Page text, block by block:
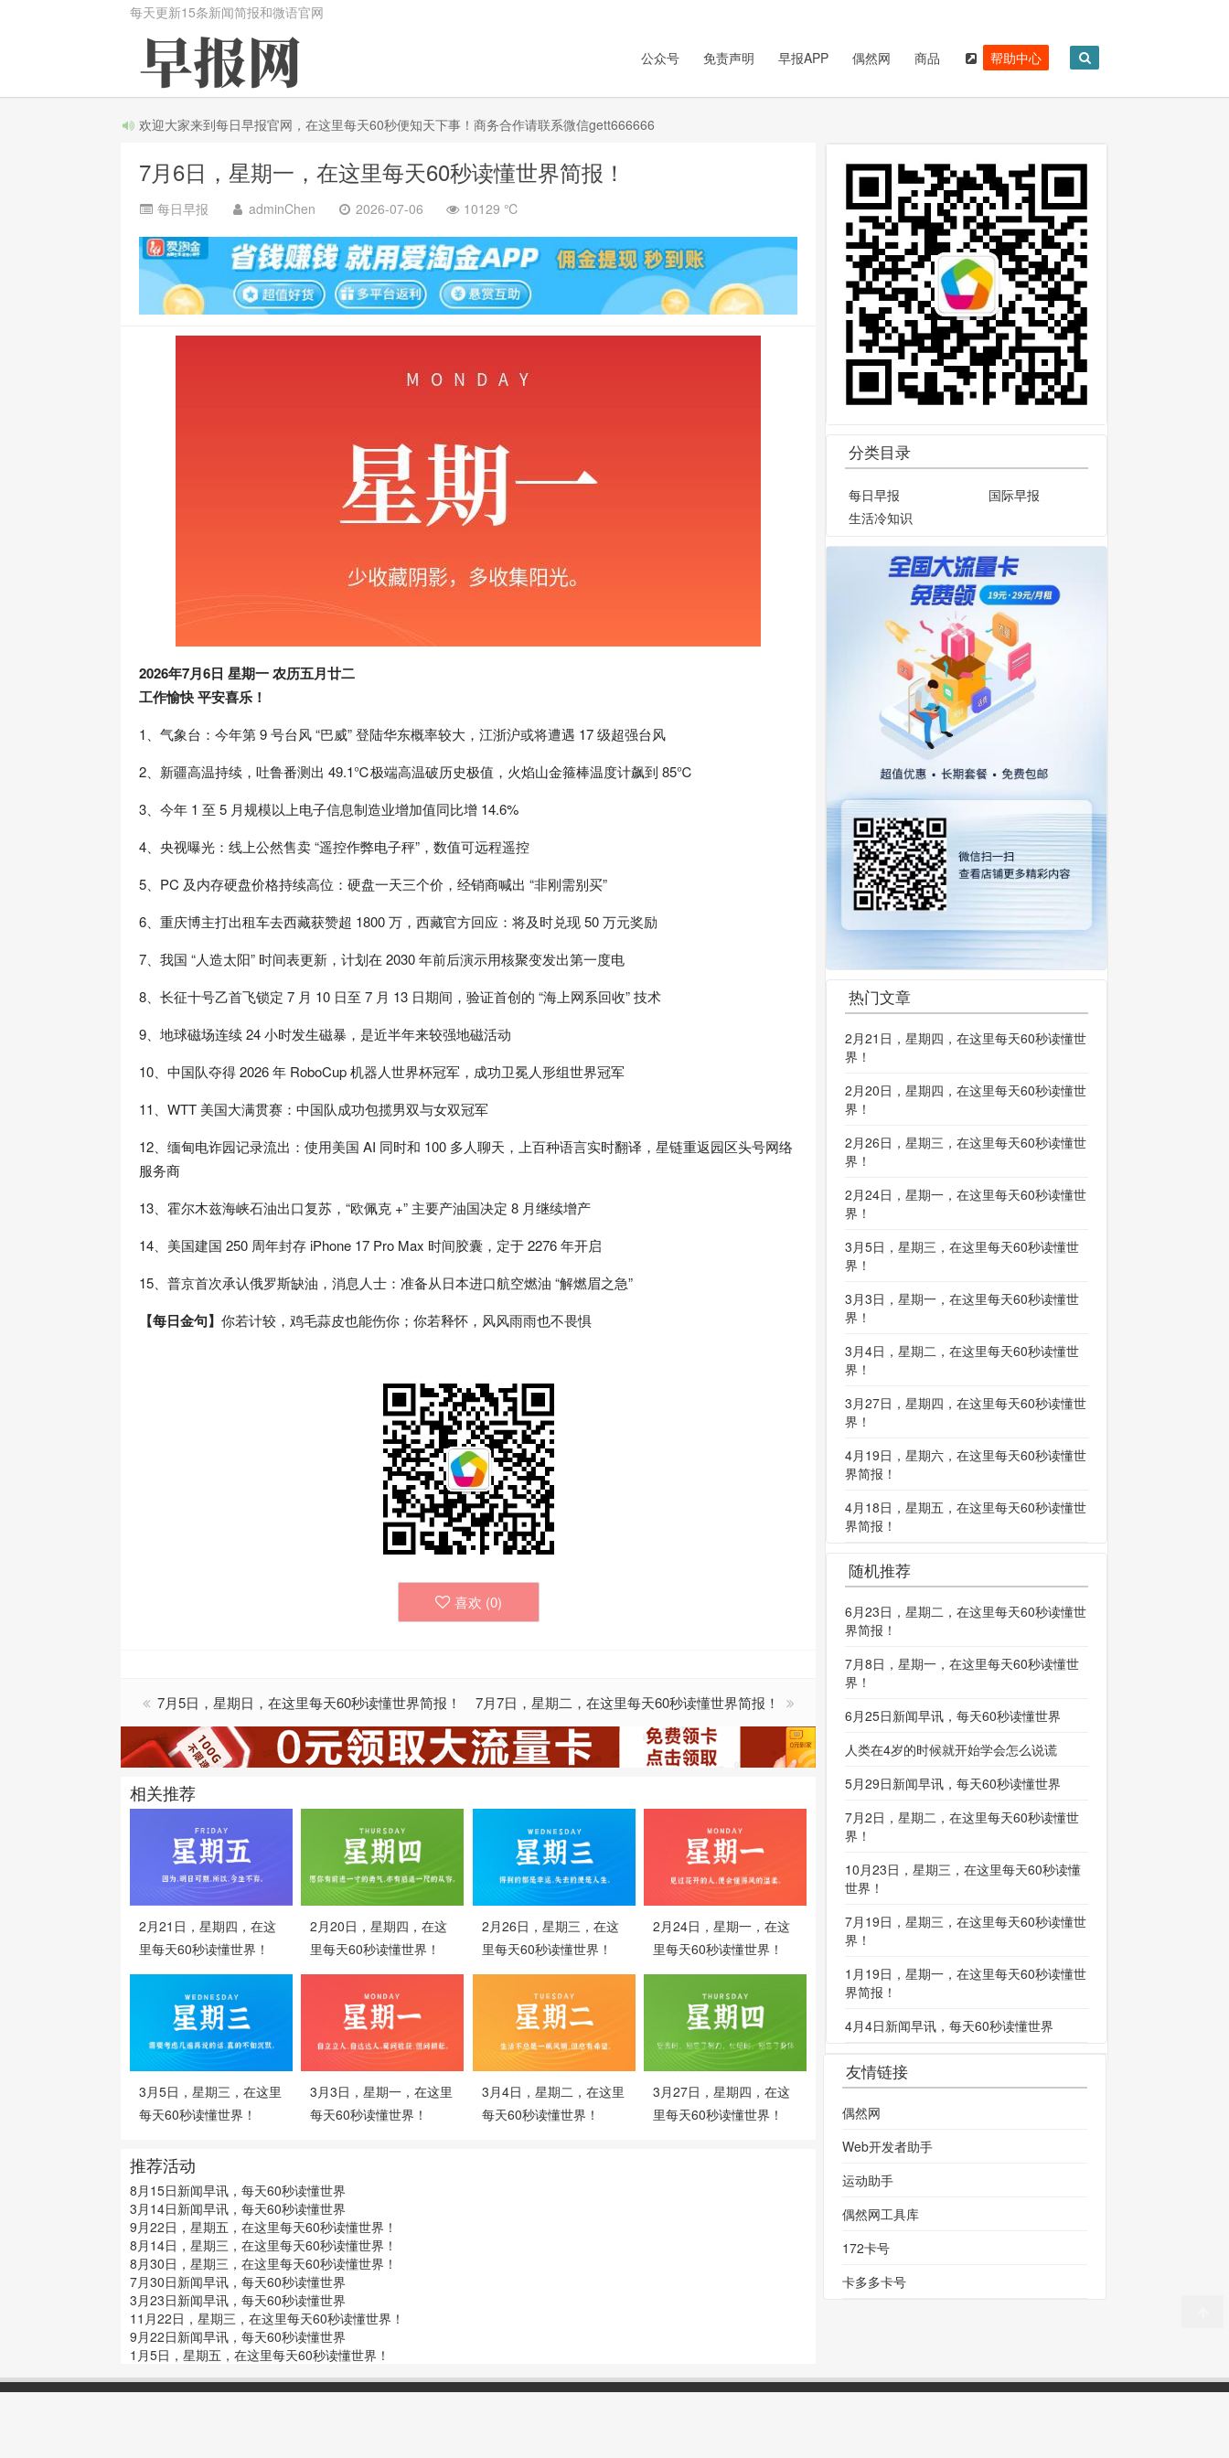
每天更新15条新闻简报和微语官网
公众号 免责声明 早报APP 偶然网 商品 帮助中心
欢迎大家来到每日早报官网，在这里每天60秒便知天下事！商务合作请联系微信gett666666
7月6日，星期一，在这里每天60秒读懂世界简报！
每日早报 adminChen 2026-07-06 10129 ℃
2026年7月6日 星期一 农历五月廿二
工作愉快 平安喜乐！
1、气象台：今年第 9 号台风 “巴威” 登陆华东概率较大，江浙沪或将遭遇 17 级超强台风
2、新疆高温持续，吐鲁番测出 49.1℃极端高温破历史极值，火焰山金箍棒温度计飙到 85℃
3、今年 1 至 5 月规模以上电子信息制造业增加值同比增 14.6%
4、央视曝光：线上公然售卖 “遥控作弊电子秤”，数值可远程遥控
5、PC 及内存硬盘价格持续高位：硬盘一天三个价，经销商喊出 “非刚需别买”
6、重庆博主打出租车去西藏获赞超 1800 万，西藏官方回应：将及时兑现 50 万元奖励
7、我国 “人造太阳” 时间表更新，计划在 2030 年前后演示用核聚变发出第一度电
8、长征十号乙首飞锁定 7 月 10 日至 7 月 13 日期间，验证首创的 “海上网系回收” 技术
9、地球磁场连续 24 小时发生磁暴，是近半年来较强地磁活动
10、中国队夺得 2026 年 RoboCup 机器人世界杯冠军，成功卫冕人形组世界冠军
11、WTT 美国大满贯赛：中国队成功包揽男双与女双冠军
12、缅甸电诈园记录流出：使用美国 AI 同时和 100 多人聊天，上百种语言实时翻译，星链重返园区头号网络
服务商
13、霍尔木兹海峡石油出口复苏，“欧佩克 +” 主要产油国决定 8 月继续增产
14、美国建国 250 周年封存 iPhone 17 Pro Max 时间胶囊，定于 2276 年开启
15、普京首次承认俄罗斯缺油，消息人士：准备从日本进口航空燃油 “解燃眉之急”
【每日金句】 你若计较，鸡毛蒜皮也能伤你；你若释怀，风风雨雨也不畏惧
喜欢 (0)
7月5日，星期日，在这里每天60秒读懂世界简报！ 7月7日，星期二，在这里每天60秒读懂世界简报！
相关推荐
2月21日，星期四，在这
里每天60秒读懂世界！
2月20日，星期四，在这
里每天60秒读懂世界！
2月26日，星期三，在这
里每天60秒读懂世界！
2月24日，星期一，在这
里每天60秒读懂世界！
3月5日，星期三，在这里
每天60秒读懂世界！
3月3日，星期一，在这里
每天60秒读懂世界！
3月4日，星期二，在这里
每天60秒读懂世界！
3月27日，星期四，在这
里每天60秒读懂世界！
推荐活动
8月15日新闻早讯，每天60秒读懂世界
3月14日新闻早讯，每天60秒读懂世界
9月22日，星期五，在这里每天60秒读懂世界！
8月14日，星期三，在这里每天60秒读懂世界！
8月30日，星期三，在这里每天60秒读懂世界！
7月30日新闻早讯，每天60秒读懂世界
3月23日新闻早讯，每天60秒读懂世界
11月22日，星期三，在这里每天60秒读懂世界！
9月22日新闻早讯，每天60秒读懂世界
1月5日，星期五，在这里每天60秒读懂世界！
分类目录
每日早报
国际早报
生活冷知识
热门文章
2月21日，星期四，在这里每天60秒读懂世
界！
2月20日，星期四，在这里每天60秒读懂世
界！
2月26日，星期三，在这里每天60秒读懂世
界！
2月24日，星期一，在这里每天60秒读懂世
界！
3月5日，星期三，在这里每天60秒读懂世
界！
3月3日，星期一，在这里每天60秒读懂世
界！
3月4日，星期二，在这里每天60秒读懂世
界！
3月27日，星期四，在这里每天60秒读懂世
界！
4月19日，星期六，在这里每天60秒读懂世
界简报！
4月18日，星期五，在这里每天60秒读懂世
界简报！
随机推荐
6月23日，星期二，在这里每天60秒读懂世
界简报！
7月8日，星期一，在这里每天60秒读懂世
界！
6月25日新闻早讯，每天60秒读懂世界
人类在4岁的时候就开始学会怎么说谎
5月29日新闻早讯，每天60秒读懂世界
7月2日，星期二，在这里每天60秒读懂世
界！
10月23日，星期三，在这里每天60秒读懂
世界！
7月19日，星期三，在这里每天60秒读懂世
界！
1月19日，星期一，在这里每天60秒读懂世
界简报！
4月4日新闻早讯，每天60秒读懂世界
友情链接
偶然网
Web开发者助手
运动助手
偶然网工具库
172卡号
卡多多卡号